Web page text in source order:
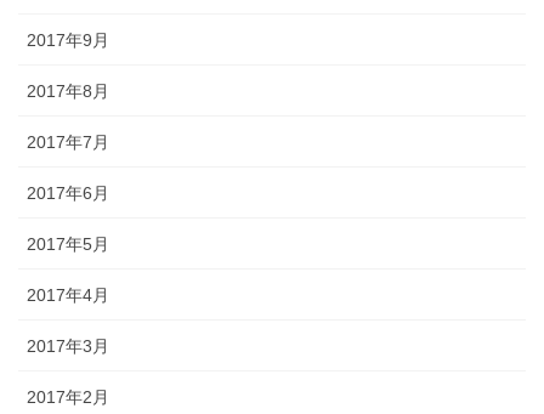
2017年9月
2017年8月
2017年7月
2017年6月
2017年5月
2017年4月
2017年3月
2017年2月